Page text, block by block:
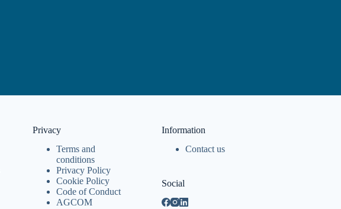
Privacy
Terms and
conditions
Privacy Policy
Cookie Policy
Code of Conduct
AGCOM
Information
Contact us
Social